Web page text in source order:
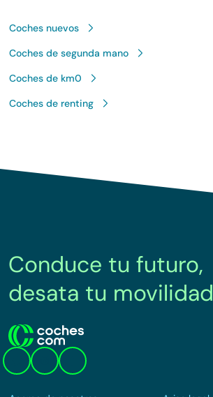
Coches nuevos
Coches de segunda mano
Coches de km0
Coches de renting
Conduce tu futuro,
desata tu movilidad